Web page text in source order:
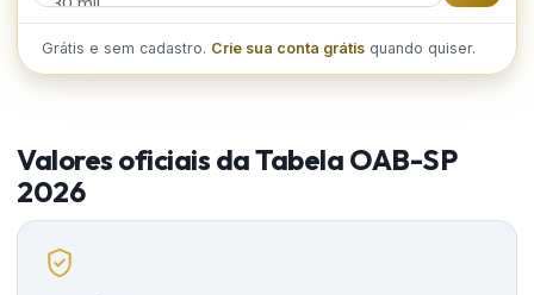
Grátis e sem cadastro. Crie sua conta grátis quando quiser.
Valores oficiais da Tabela OAB-SP
2026